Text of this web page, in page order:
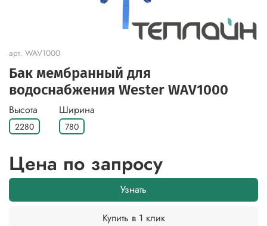
арт. WAV1000
Бак мембранный для
водоснабжения Wester WAV1000
Высота
2280
Ширина
780
Цена по запросу
Узнать
Купить в 1 клик